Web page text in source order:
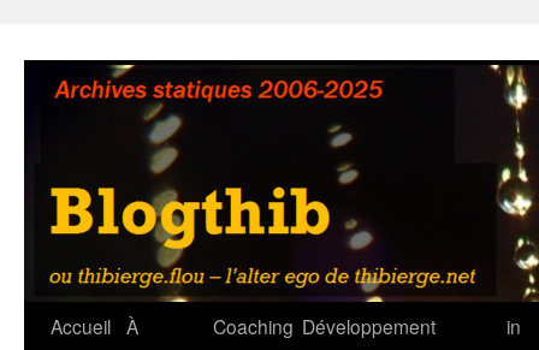
contenu
Accueil À
Coaching Développement
in